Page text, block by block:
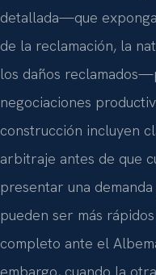
detallada—que
de la reclamación, la
los daños
negociaciones
construcción incluyen
arbitraje antes de que
presentar una
pueden ser más
completo ante el
embargo, cuando la